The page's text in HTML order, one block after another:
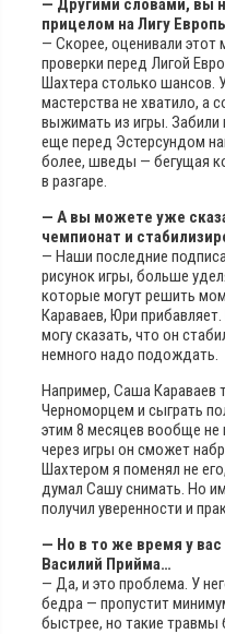
— Другими словами, вы
прицелом на Лигу
— Скорее, оценивали этот
проверки перед Лигой
Шахтера столько шансов.
мастерства не хватило, а
выжимать из игры. Забили
еще перед Эстерсундом
более, шведы — бегущая
в разгаре.
— А вы можете уже
чемпионат и
— Наши последние
рисунок игры, больше
которые могут решить
Караваев, Юри
могу сказать, что он
немного надо подождать.
Например, Саша Караваев
Черноморцем и сыграть
этим 8 месяцев вообще не
через игры он сможет
Шахтером я поменял не
думал Сашу снимать. Но
получил уверенности и
— Но в то же время у
Василий Прийма…
— Да, и это проблема. У
бедра — пропустит
быстрее, но такие травмы